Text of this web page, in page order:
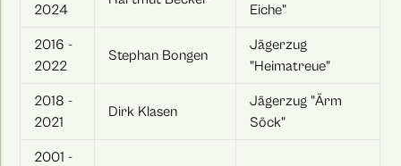
2024
Eiche"
2016 -
2022
Stephan Bongen
Jägerzug
"Heimatreue"
2018 -
2021
Dirk Klasen
Jägerzug "Ärm
Söck"
2001 -